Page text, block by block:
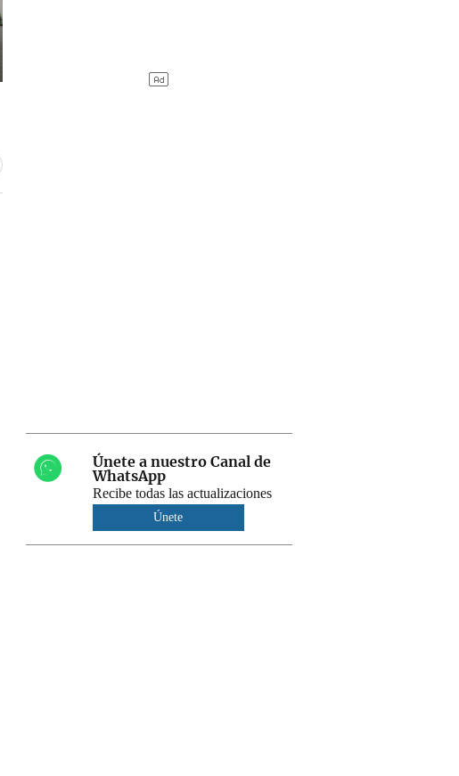
Únete a nuestro Canal de
WhatsApp
Recibe todas las actualizaciones
Únete